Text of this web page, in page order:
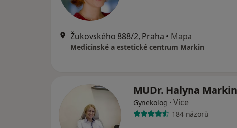
Žukovského 888/2, Praha • Mapa
Medicinské a estetické centrum Markin
MUDr. Halyna Markin
Gynekolog · Více
184 názorů